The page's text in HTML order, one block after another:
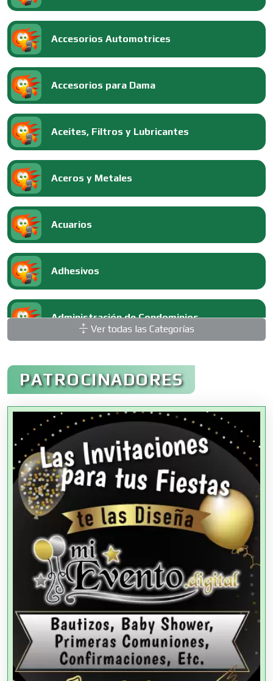
Accesorios Automotrices
Accesorios para Dama
Aceites, Filtros y Lubricantes
Aceros y Metales
Acuarios
Adhesivos
Administración de Condominios
Administración de Empresas
Agencias Aduanales
Agencias de Autos
Agencias de Cobranza
Agencias de Colocación
Agencias de Modelos
Agencias de Publicidad
Ver todas las Categorías
PATROCINADORES